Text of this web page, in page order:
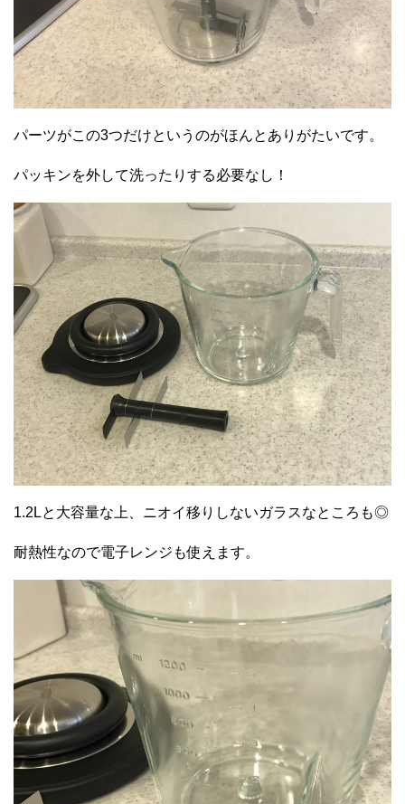
パーツがこの3つだけというのがほんとありがたいです。
パッキンを外して洗ったりする必要なし！
1.2Lと大容量な上、ニオイ移りしないガラスなところも◎
耐熱性なので電子レンジも使えます。